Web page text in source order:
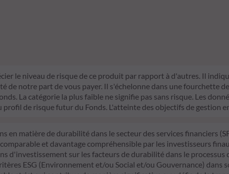
le niveau de risque de ce produit par rapport à d'autres. Il
de notre part de vous payer. Il s'échelonne dans une fourchette
La catégorie la plus faible ne signifie pas sans risque. Les
de risque futur du Fonds. L'atteinte des objectifs de gestion
en matière de durabilité dans le secteur des services financiers
et davantage compréhensible par les investisseurs
d'investissement sur les facteurs de durabilité dans le
ESG (Environnement et/ou Social et/ou Gouvernance) dans